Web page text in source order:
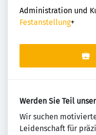
Administration und
Festanstellung+
Werden Sie Teil
Wir suchen
Leidenschaft für